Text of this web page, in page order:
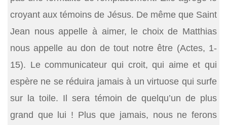
croyant aux témoins de Jésus. De même que Saint
Jean nous appelle à aimer, le choix de Matthias
nous appelle au don de tout notre être (Actes, 1-
15). Le communicateur qui croit, qui aime et qui
espère ne se réduira jamais à un virtuose qui surfe
sur la toile. Il sera témoin de quelqu’un de plus
grand que lui ! Plus que jamais, nous ne ferons